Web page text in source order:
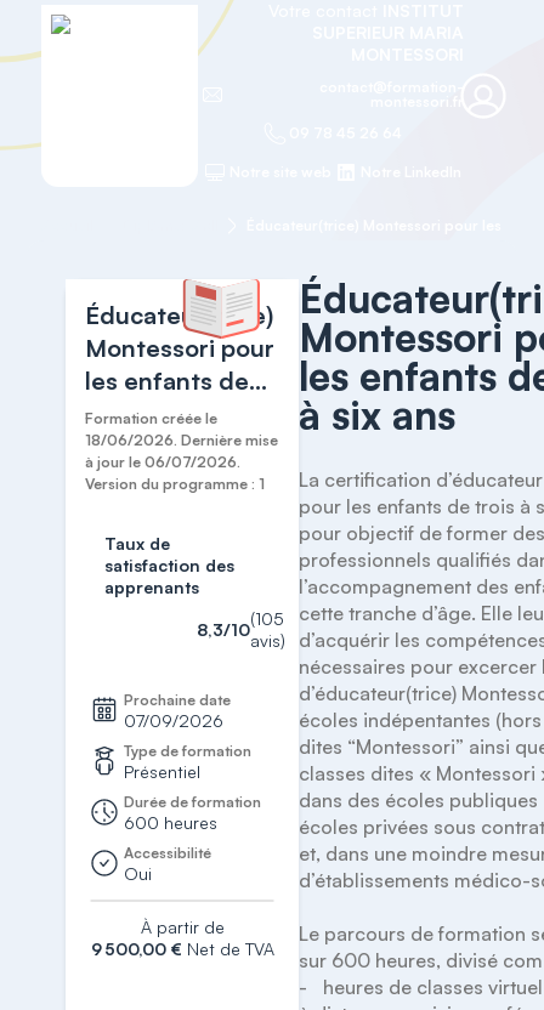
Éducateur(trice)
Montessori pour
les enfants de
trois à six ans
Formation créée le
18/06/2026. Dernière mise
à jour le 06/07/2026.
Version du programme : 1
Taux de
satisfaction des
apprenants
8,3/10
(105
avis)
Prochaine date
07/09/2026
Type de formation
Présentiel
Durée de formation
600 heures
Accessibilité
Oui
À partir de
9 500,00 € Net de TVA
Montessori
les enfants
à six ans
La certification
pour les enfants de trois à
pour objectif de former
professionnels qualifiés
l’accompagnement des
cette tranche d’âge. Elle
d’acquérir les
nécessaires pour excercer
d’éducateur(trice)
écoles indépentantes
dites “Montessori” ainsi
classes dites « Montessori
dans des écoles publiques
écoles privées sous
et, dans une moindre
d’établissements médico-
Le parcours de formation
sur 600 heures, divisé
-	 heures de classes virtuelles (heures